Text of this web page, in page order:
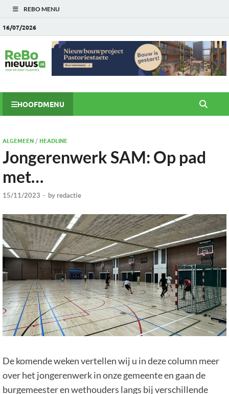
REBO MENU
16/07/2026
HOOFDMENU
ALGEMEEN/ HEADLINE
Jongerenwerk SAM: Op pad
met…
15/11/2023 - by redactie
De komende weken vertellen wij u in deze column meer
over het jongerenwerk in onze gemeente en gaan de
burgemeester en wethouders langs bij verschillende